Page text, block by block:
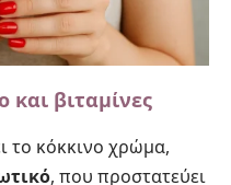
και βιταμίνες
το κόκκινο χρώμα,
, που προστατεύει